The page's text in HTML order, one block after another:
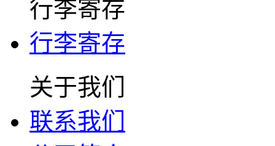
行李寄存
行李寄存
关于我们
联系我们